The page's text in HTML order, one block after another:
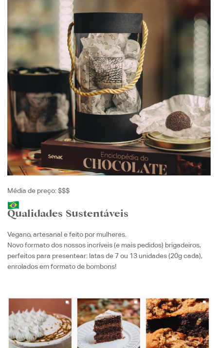
Média de preço: $$$
Qualidades Sustentáveis
Vegano, artesanal e feito por mulheres.
Novo formato dos nossos incríveis (e mais pedidos) brigadeiros,
perfeitos para presentear: latas de 7 ou 13 unidades (20g cada),
enrolados em formato de bombons!